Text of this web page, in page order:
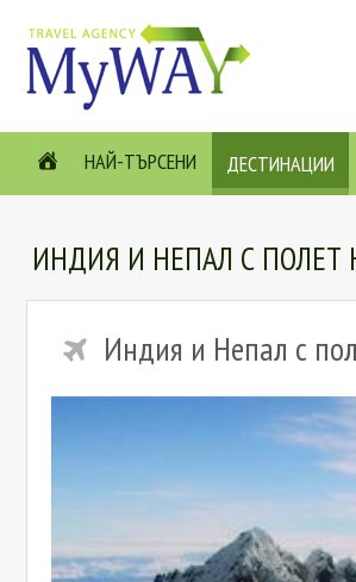
НАЙ-ТЪРСЕНИ ДЕСТИНАЦИИ
ИНДИЯ И НЕПАЛ С ПОЛЕТ
Индия и Непал с